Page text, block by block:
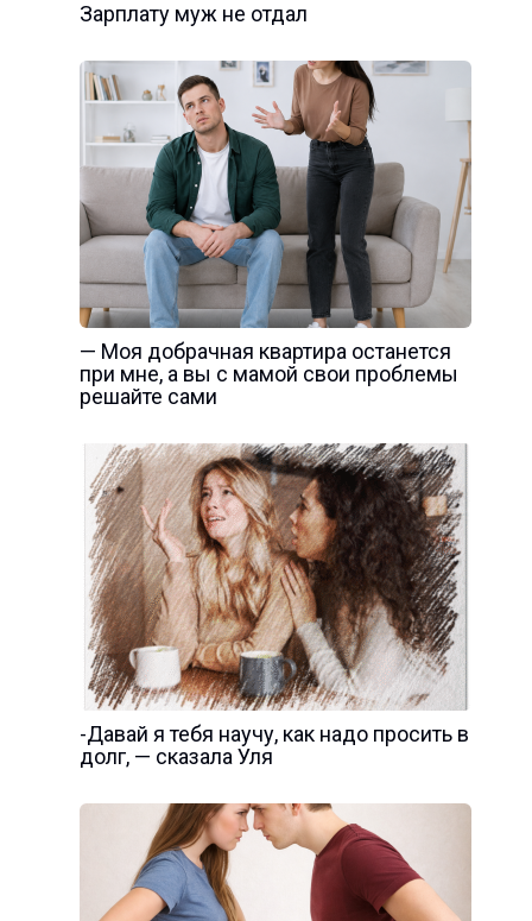
Зарплату муж не отдал
— Моя добрачная квартира останется
при мне, а вы с мамой свои проблемы
решайте сами
-Давай я тебя научу, как надо просить в
долг, — сказала Уля